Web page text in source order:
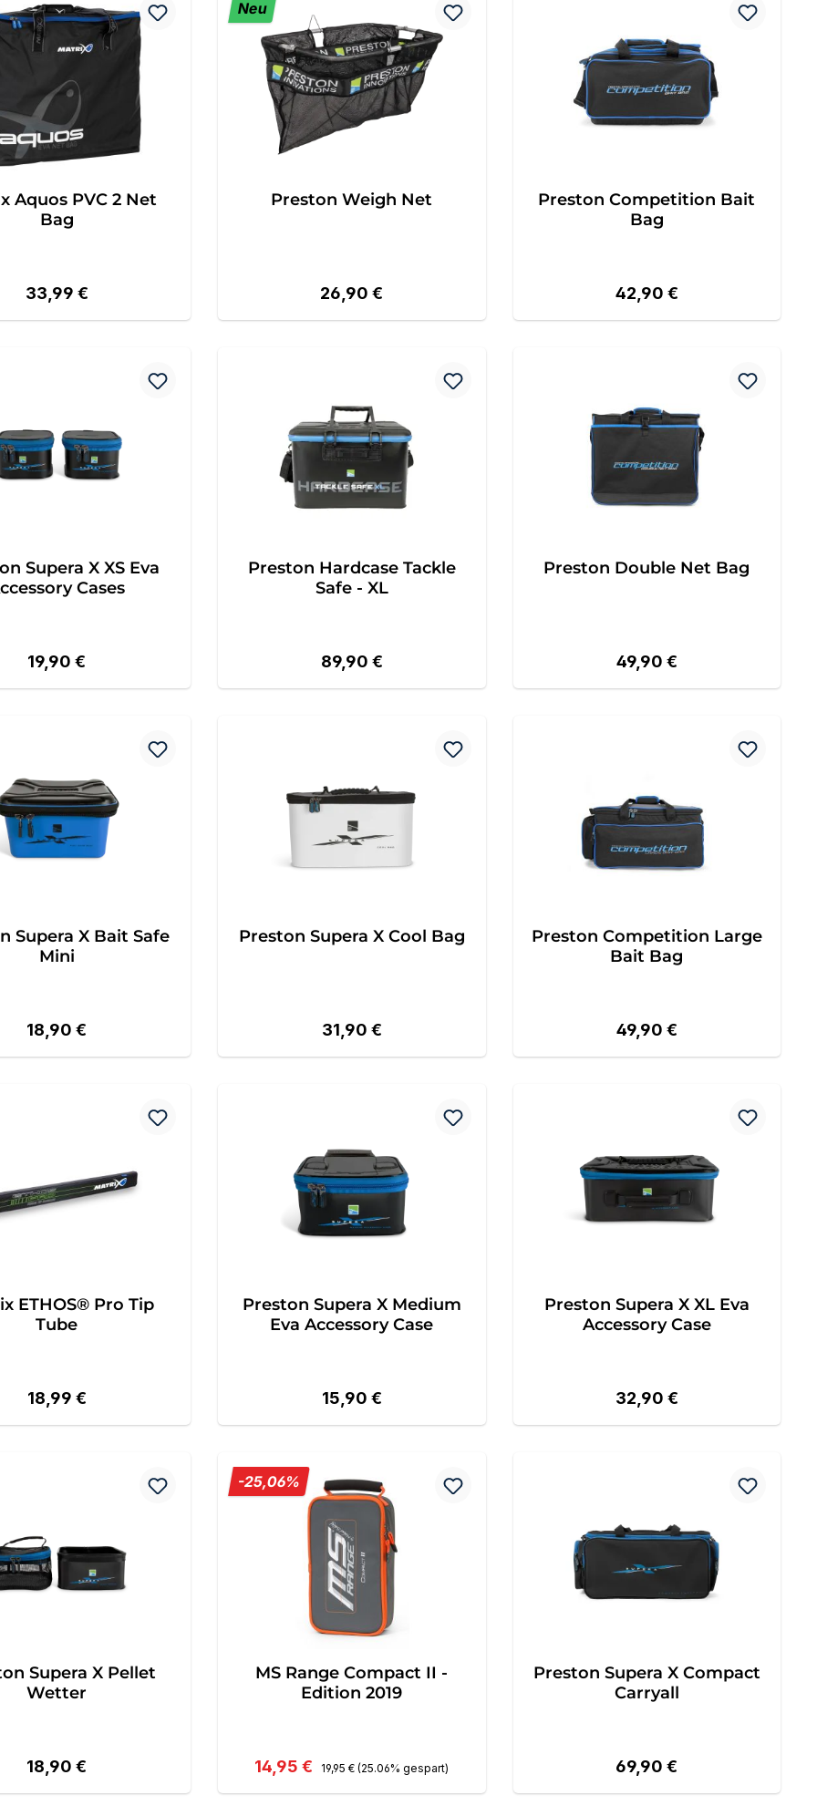
Aquos PVC 2 Net
Bag
Regulärer Preis:
33,99 €
Neu
Preston Weigh Net
Regulärer Preis:
26,90 €
Preston Competition Bait
Bag
Regulärer Preis:
42,90 €
Supera X XS Eva
Cases
Regulärer Preis:
19,90 €
Preston Hardcase Tackle
Safe - XL
Regulärer Preis:
89,90 €
Preston Double Net Bag
Regulärer Preis:
49,90 €
Supera X Bait Safe
Mini
Regulärer Preis:
18,90 €
Preston Supera X Cool Bag
Regulärer Preis:
31,90 €
Preston Competition Large
Bait Bag
Regulärer Preis:
49,90 €
ETHOS® Pro Tip
Tube
Regulärer Preis:
18,99 €
Preston Supera X Medium
Eva Accessory Case
Regulärer Preis:
15,90 €
Preston Supera X XL Eva
Accessory Case
Regulärer Preis:
32,90 €
Supera X Pellet
Wetter
Regulärer Preis:
18,90 €
-25,06%Rabatt
MS Range Compact II -
Edition 2019
Verkaufspreis:
14,95 € Regulärer Preis:
19,95 € (25.06% gespart)
Preston Supera X Compact
Carryall
Regulärer Preis:
69,90 €